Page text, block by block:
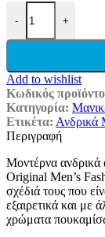
-
Ανδρικά
+
Add to wishlist
Κωδικός
Κατηγορία:
Ετικέτα: Ανδρικά
Περιγραφή
Μοντέρνα ανδρικά
Original Men’s
σχέδιά τους που
εξαιρετικά και με
χρώματα